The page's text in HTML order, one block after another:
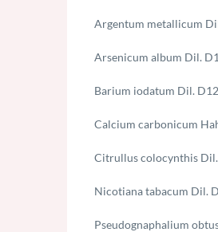
Argentum metallicum
Arsenicum album Dil.
Barium iodatum Dil.
Calcium carbonicum
Citrullus colocynthis
Nicotiana tabacum Dil.
Pseudognaphalium